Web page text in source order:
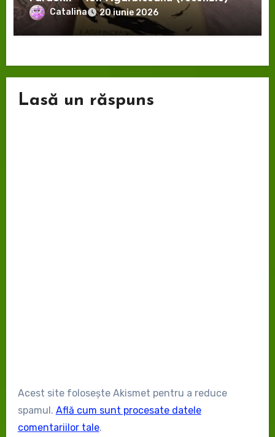
Catalina 20 iunie 2026
Lasă un răspuns
Acest site folosește Akismet pentru a reduce
spamul. Află cum sunt procesate datele
comentariilor tale.